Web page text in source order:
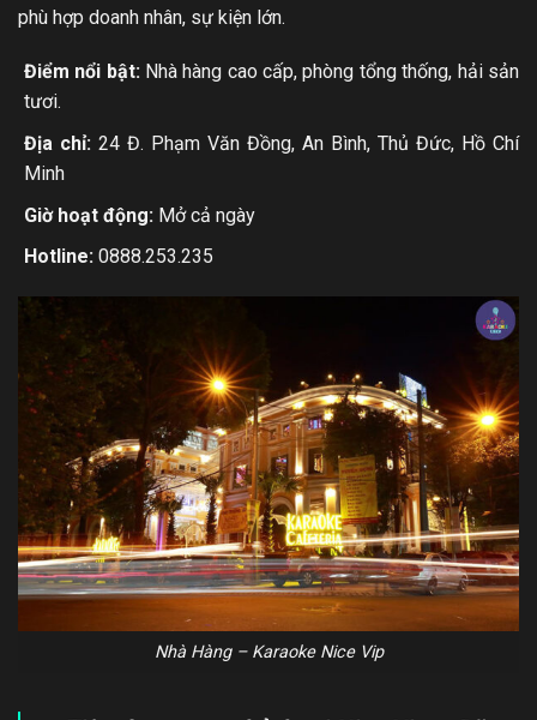
phù hợp doanh nhân, sự kiện lớn.
Điểm nổi bật:Nhà hàng cao cấp, phòng tổng thống, hải sản
tươi.
Địa chỉ:24 Đ. Phạm Văn Đồng, An Bình, Thủ Đức, Hồ Chí
Minh
Giờ hoạt động: Mở cả ngày
Hotline:0888.253.235
Nhà Hàng – Karaoke Nice Vip